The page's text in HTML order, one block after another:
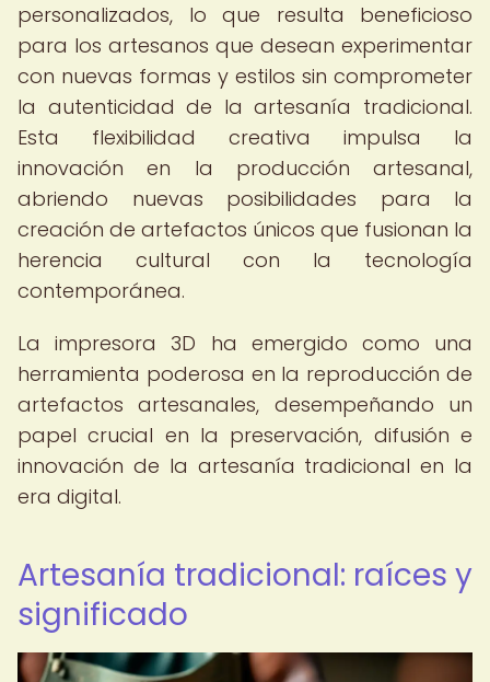
personalizados, lo que resulta beneficioso
para los artesanos que desean experimentar
con nuevas formas y estilos sin comprometer
la autenticidad de la artesanía tradicional.
Esta flexibilidad creativa impulsa la
innovación en la producción artesanal,
abriendo nuevas posibilidades para la
creación de artefactos únicos que fusionan la
herencia cultural con la tecnología
contemporánea.
La impresora 3D ha emergido como una
herramienta poderosa en la reproducción de
artefactos artesanales, desempeñando un
papel crucial en la preservación, difusión e
innovación de la artesanía tradicional en la
era digital.
Artesanía tradicional: raíces y
significado